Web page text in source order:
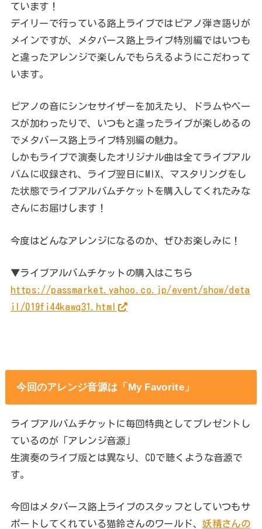
ています！
デイリーで行っている路上ライブではピアノ弾き語りが
メインですが、メタバース路上ライブ特別編ではいつも
と違ったアレンジで楽しんでもらえるようにこだわって
います。
ピアノの音にシンセサイザーを加えたり、ドラムやベー
スが加わったりで、いつもと違ったライブが楽しめるの
でメタバース路上ライブ特別編の魅力。
しかもライブで演奏したオリジナル曲は全てライブアル
バムに収録され、ライブ翌日にMIX、マスタリングをし
た状態でライブアルバムチケットを購入してくれたみな
さんにお届けします！
今度はどんなアレンジになるのか、ぜひお楽しみに！
▼ライブアルバムチケットの購入はこちら
https://passmarket.yahoo.co.jp/event/show/deta
il/019fi44kawq31.html
今回のアレンジ音源は「My Favorite」
ライブアルバムチケットに毎回特典としてプレゼントし
ているのが「アレンジ音源」
生演奏のライブ版とは異なり、CDで聴くような音源で
す。
今回はメタバース路上ライブのスタッフとしていつもサ
ポートしてくれている猫鈴さんのワールド、妖精さんの